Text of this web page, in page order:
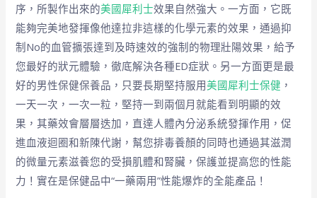
序，所製作出來的美國犀利士效果自然強大。一方面，它既
能夠完美地發揮像他達拉非這樣的化學元素的效果，通過抑
制No的血管擴張達到及時速效的強制的物理壯陽效果，給予
您最好的狀元體驗，徹底解決各種ED症狀。另一方面更是最
好的男性保健保養品，只要長期堅持服用美國犀利士保健 ，
一天一次，一次一粒，堅持一到兩個月就能看到明顯的效
果，其藥效會層層迭加，直達人體內分泌系統發揮作用，促
進血液迴圈和新陳代謝，幫您排毒養顏的同時也通過其滋潤
的微量元素滋養您的受損肌體和腎臟，保護並提高您的性能
力！實在是保健品中“一藥兩用”性能爆炸的全能產品！